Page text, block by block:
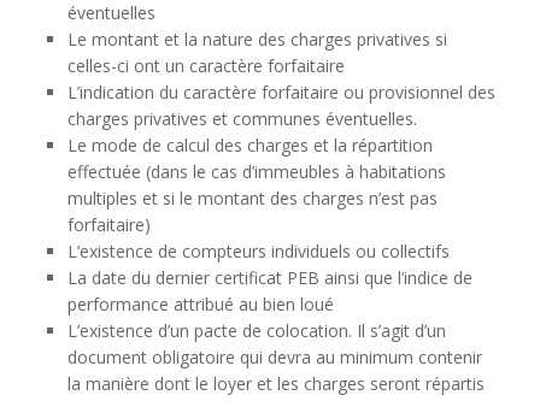
éventuelles
Le montant et la nature des charges privatives si
celles-ci ont un caractère forfaitaire
L’indication du caractère forfaitaire ou provisionnel des
charges privatives et communes éventuelles.
Le mode de calcul des charges et la répartition
effectuée (dans le cas d’immeubles à habitations
multiples et si le montant des charges n’est pas
forfaitaire)
L’existence de compteurs individuels ou collectifs
La date du dernier certificat PEB ainsi que l’indice de
performance attribué au bien loué
L’existence d’un pacte de colocation. Il s’agit d’un
document obligatoire qui devra au minimum contenir
la manière dont le loyer et les charges seront répartis